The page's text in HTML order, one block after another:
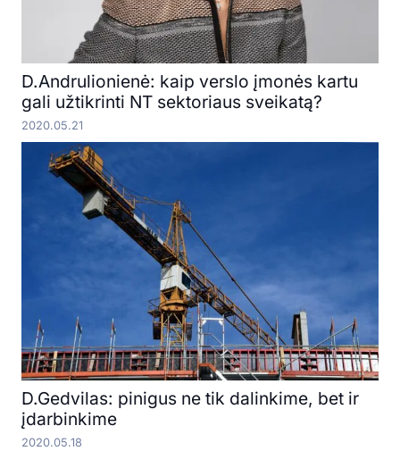
D.Andrulionienė: kaip verslo įmonės kartu
gali užtikrinti NT sektoriaus sveikatą?
2020.05.21
D.Gedvilas: pinigus ne tik dalinkime, bet ir
įdarbinkime
2020.05.18